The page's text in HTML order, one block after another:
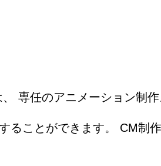
専任のアニメーション制
ることができます。 CM制